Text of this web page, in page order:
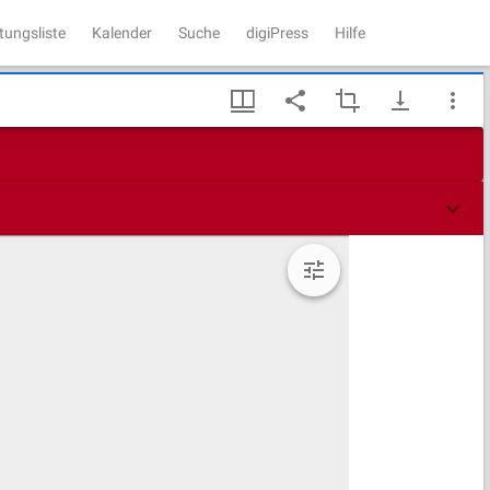
Kalender Suche digiPress Hilfe